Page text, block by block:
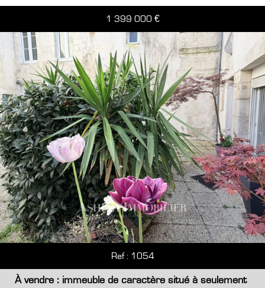
1 399 000 €
Ref : 1054
À vendre : immeuble de caractère situé à seulement